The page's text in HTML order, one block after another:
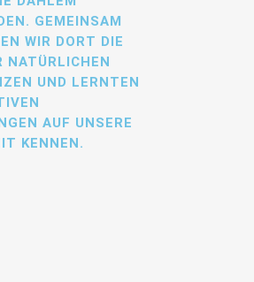
GEMEINSAM
WIR DORT DIE
NATÜRLICHEN
UND LERNTEN
AUF UNSERE
KENNEN.